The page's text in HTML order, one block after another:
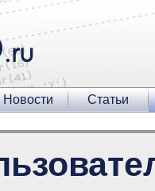
Новости Статьи